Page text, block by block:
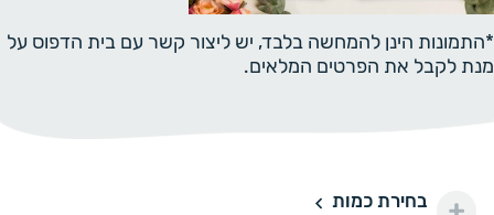
*התמונות הינן להמחשה בלבד, יש ליצור קשר עם בית הדפוס על
מנת לקבל את הפרטים המלאים.
100 100 יחידות
בחירת כמות